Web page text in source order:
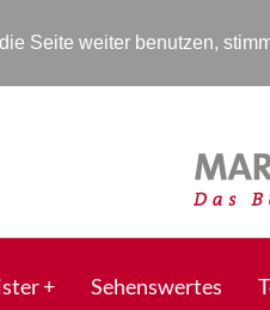
Seite weiter benutzen,
Sehenswertes